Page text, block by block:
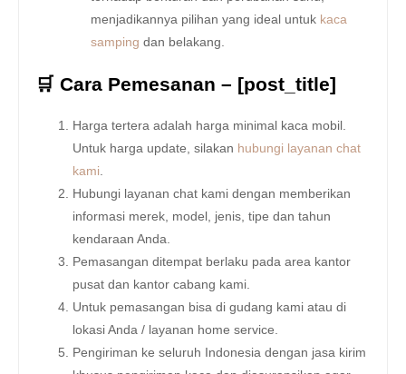
menjadikannya pilihan yang ideal untuk kaca
samping dan belakang.
🛒 Cara Pemesanan – [post_title]
Harga tertera adalah harga minimal kaca mobil.
Untuk harga update, silakan hubungi layanan chat
kami
Hubungi layanan chat kami dengan memberikan
informasi merek, model, jenis, tipe dan tahun
kendaraan Anda.
Pemasangan ditempat berlaku pada area kantor
pusat dan kantor cabang kami.
Untuk pemasangan bisa di gudang kami atau di
lokasi Anda / layanan home service.
Pengiriman ke seluruh Indonesia dengan jasa kirim